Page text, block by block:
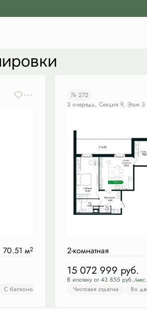
70.51 м2
С балконом С лоджией Чистовая отделка
№ 272
3 очередь, Секция 9, Этаж 3
2-комнатная
15 072 999 руб.
В ипотеку от 43 855 руб./мес.
Чистовая отделка
Во